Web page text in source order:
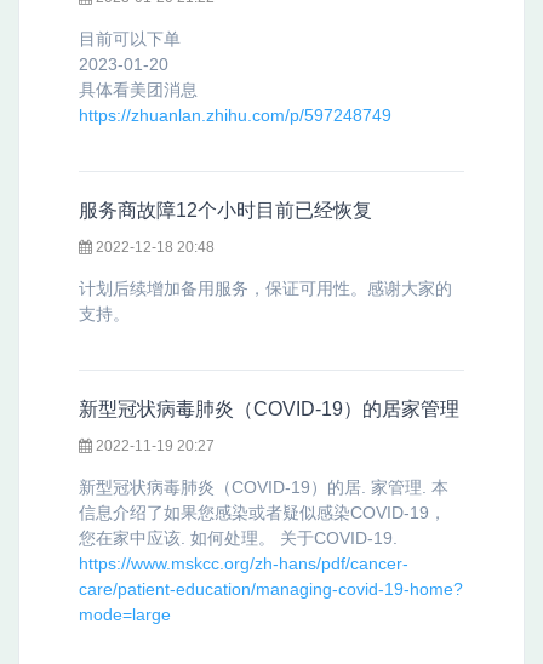
目前可以下单
2023-01-20
具体看美团消息
https://zhuanlan.zhihu.com/p/597248749
服务商故障12个小时目前已经恢复
2022-12-18 20:48
计划后续增加备用服务，保证可用性。感谢大家的
支持。
新型冠状病毒肺炎（COVID-19）的居家管理
2022-11-19 20:27
新型冠状病毒肺炎 （COVID-19）的居. 家管理. 本
信息介绍了如果您感染或者疑似感染COVID-19，
您在家中应该. 如何处理。 关于COVID-19.
https://www.mskcc.org/zh-hans/pdf/cancer-
care/patient-education/managing-covid-19-home?
mode=large